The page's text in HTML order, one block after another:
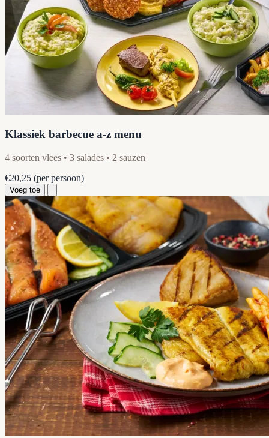
Klassiek barbecue a-z menu
4 soorten vlees • 3 salades • 2 sauzen
€20,25 (per persoon)
Voeg toe